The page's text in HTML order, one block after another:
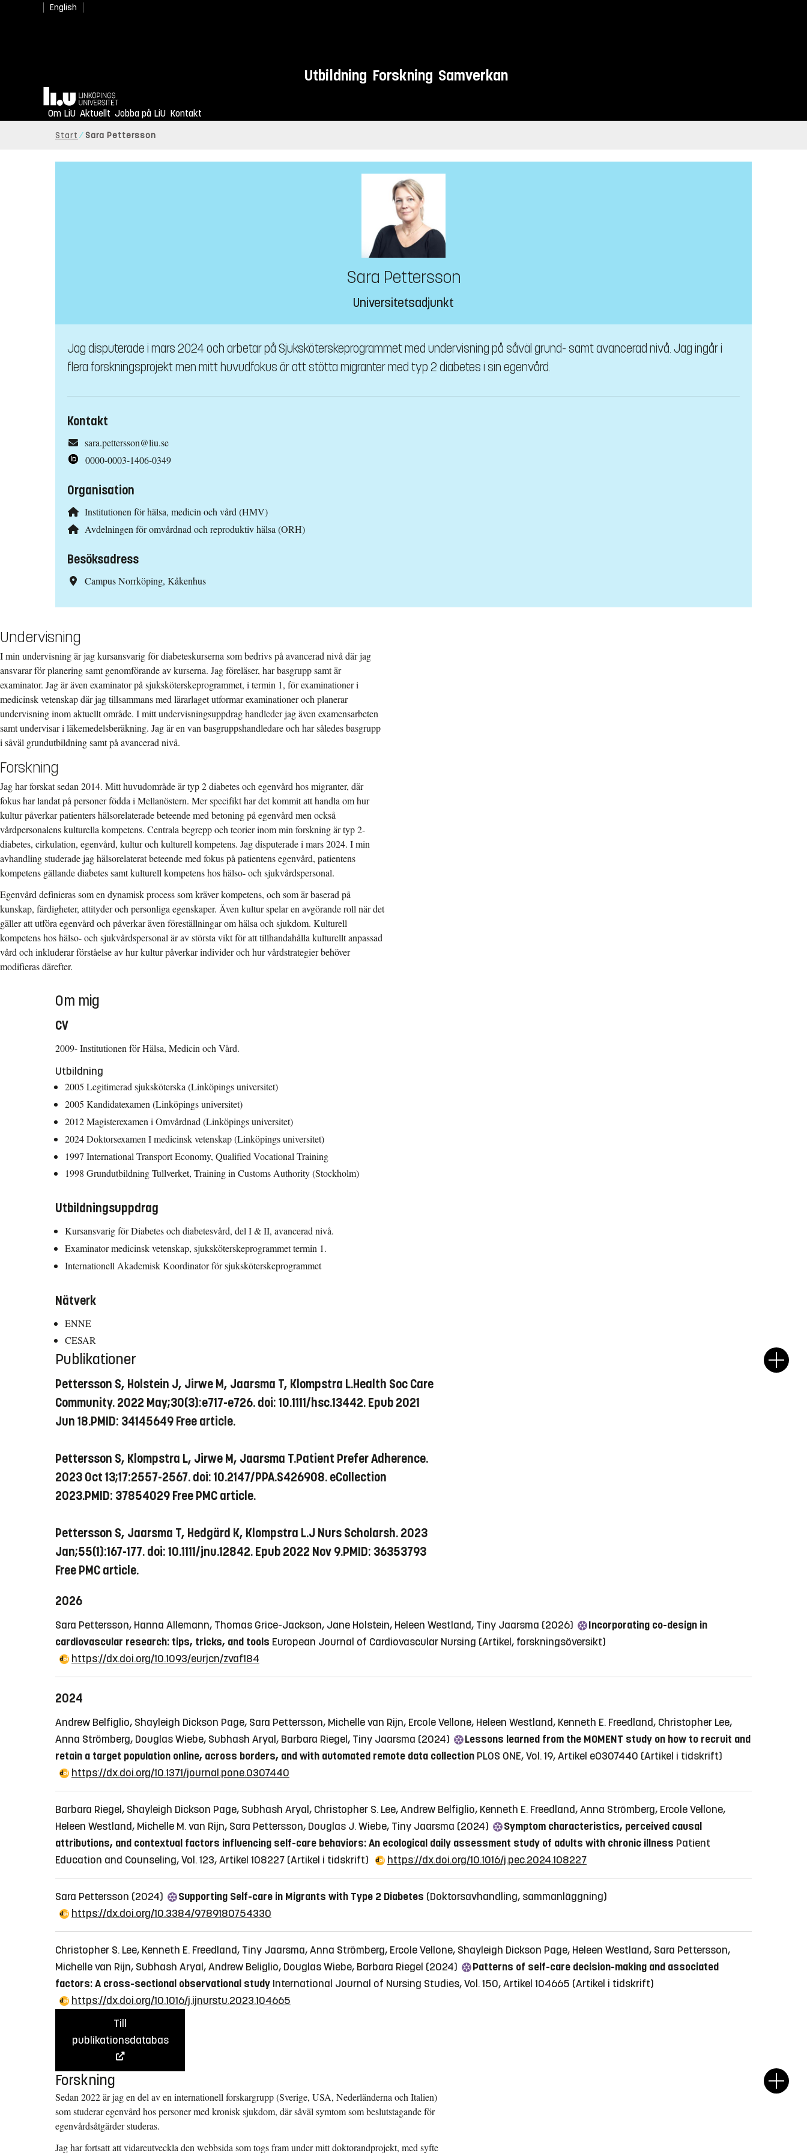
English
Utbildning Forskning Samverkan
Hem
Om LiU Aktuellt Jobba på LiU Kontakt
Start Sara Pettersson
Sara Pettersson
Universitetsadjunkt
Jag disputerade i mars 2024 och arbetar på Sjuksköterskeprogrammet med undervisning på såväl grund- samt avancerad nivå. Jag ingår i
flera forskningsprojekt men mitt huvudfokus är att stötta migranter med typ 2 diabetes i sin egenvård.
Kontakt
sara.pettersson@liu.se
0000-0003-1406-0349
Organisation
Institutionen för hälsa, medicin och vård (HMV)
Avdelningen för omvårdnad och reproduktiv hälsa (ORH)
Besöksadress
Campus Norrköping, Kåkenhus
Undervisning
I min undervisning är jag kursansvarig för diabeteskurserna som bedrivs på avancerad nivå där jag
ansvarar för planering samt genomförande av kurserna. Jag föreläser, har basgrupp samt är
examinator. Jag är även examinator på sjuksköterskeprogrammet, i termin 1, för examinationer i
medicinsk vetenskap där jag tillsammans med lärarlaget utformar examinationer och planerar
undervisning inom aktuellt område. I mitt undervisningsuppdrag handleder jag även examensarbeten
samt undervisar i läkemedelsberäkning. Jag är en van basgruppshandledare och har således basgrupp
i såväl grundutbildning samt på avancerad nivå.
Forskning
Jag har forskat sedan 2014. Mitt huvudområde är typ 2 diabetes och egenvård hos migranter, där
fokus har landat på personer födda i Mellanöstern. Mer specifikt har det kommit att handla om hur
kultur påverkar patienters hälsorelaterade beteende med betoning på egenvård men också
vårdpersonalens kulturella kompetens. Centrala begrepp och teorier inom min forskning är typ 2-
diabetes, cirkulation, egenvård, kultur och kulturell kompetens. Jag disputerade i mars 2024. I min
avhandling studerade jag hälsorelaterat beteende med fokus på patientens egenvård, patientens
kompetens gällande diabetes samt kulturell kompetens hos hälso- och sjukvårdspersonal.
Egenvård definieras som en dynamisk process som kräver kompetens, och som är baserad på
kunskap, färdigheter, attityder och personliga egenskaper. Även kultur spelar en avgörande roll när det
gäller att utföra egenvård och påverkar även föreställningar om hälsa och sjukdom. Kulturell
kompetens hos hälso- och sjukvårdspersonal är av största vikt för att tillhandahålla kulturellt anpassad
vård och inkluderar förståelse av hur kultur påverkar individer och hur vårdstrategier behöver
modifieras därefter.
Om mig
CV
2009- Institutionen för Hälsa, Medicin och Vård.
Utbildning
2005 Legitimerad sjuksköterska (Linköpings universitet)
2005 Kandidatexamen (Linköpings universitet)
2012 Magisterexamen i Omvårdnad (Linköpings universitet)
2024 Doktorsexamen I medicinsk vetenskap (Linköpings universitet)
1997 International Transport Economy, Qualified Vocational Training
1998 Grundutbildning Tullverket, Training in Customs Authority (Stockholm)
Utbildningsuppdrag
Kursansvarig för Diabetes och diabetesvård, del I & II, avancerad nivå.
Examinator medicinsk vetenskap, sjuksköterskeprogrammet termin 1.
Internationell Akademisk Koordinator för sjuksköterskeprogrammet
Nätverk
ENNE
CESAR
Publikationer
Pettersson S, Holstein J, Jirwe M, Jaarsma T, Klompstra L.Health Soc Care
Community. 2022 May;30(3):e717-e726. doi: 10.1111/hsc.13442. Epub 2021
Jun 18.PMID: 34145649 Free article.
Pettersson S, Klompstra L, Jirwe M, Jaarsma T.Patient Prefer Adherence.
2023 Oct 13;17:2557-2567. doi: 10.2147/PPA.S426908. eCollection
2023.PMID: 37854029 Free PMC article.
Pettersson S, Jaarsma T, Hedgärd K, Klompstra L.J Nurs Scholarsh. 2023
Jan;55(1):167-177. doi: 10.1111/jnu.12842. Epub 2022 Nov 9.PMID: 36353793
Free PMC article.
2026
Sara Pettersson, Hanna Allemann, Thomas Grice-Jackson, Jane Holstein, Heleen Westland, Tiny Jaarsma (2026)
Incorporating co-design in
cardiovascular research: tips, tricks, and tools European Journal of Cardiovascular Nursing (Artikel, forskningsöversikt)
https://dx.doi.org/10.1093/eurjcn/zvaf184
2024
Andrew Belfiglio, Shayleigh Dickson Page, Sara Pettersson, Michelle van Rijn, Ercole Vellone, Heleen Westland, Kenneth E. Freedland, Christopher Lee,
Anna Strömberg, Douglas Wiebe, Subhash Aryal, Barbara Riegel, Tiny Jaarsma (2024)
Lessons learned from the MOMENT study on how to recruit and
retain a target population online, across borders, and with automated remote data collection PLOS ONE, Vol. 19, Artikel e0307440 (Artikel i tidskrift)
https://dx.doi.org/10.1371/journal.pone.0307440
Barbara Riegel, Shayleigh Dickson Page, Subhash Aryal, Christopher S. Lee, Andrew Belfiglio, Kenneth E. Freedland, Anna Strömberg, Ercole Vellone,
Heleen Westland, Michelle M. van Rijn, Sara Pettersson, Douglas J. Wiebe, Tiny Jaarsma (2024)
Symptom characteristics, perceived causal
attributions, and contextual factors influencing self-care behaviors: An ecological daily assessment study of adults with chronic illness Patient
Education and Counseling, Vol. 123, Artikel 108227 (Artikel i tidskrift) https://dx.doi.org/10.1016/j.pec.2024.108227
Sara Pettersson (2024) Supporting Self-care in Migrants with Type 2 Diabetes (Doktorsavhandling, sammanläggning)
https://dx.doi.org/10.3384/9789180754330
Christopher S. Lee, Kenneth E. Freedland, Tiny Jaarsma, Anna Strömberg, Ercole Vellone, Shayleigh Dickson Page, Heleen Westland, Sara Pettersson,
Michelle van Rijn, Subhash Aryal, Andrew Beliglio, Douglas Wiebe, Barbara Riegel (2024)
Patterns of self-care decision-making and associated
factors: A cross-sectional observational study International Journal of Nursing Studies, Vol. 150, Artikel 104665 (Artikel i tidskrift)
https://dx.doi.org/10.1016/j.ijnurstu.2023.104665
Till
publikationsdatabas
Forskning
Sedan 2022 är jag en del av en internationell forskargrupp (Sverige, USA, Nederländerna och Italien)
som studerar egenvård hos personer med kronisk sjukdom, där såväl symtom som beslutstagande för
egenvårdsåtgärder studeras.
Jag har fortsatt att vidareutveckla den webbsida som togs fram under mitt doktorandprojekt, med syfte